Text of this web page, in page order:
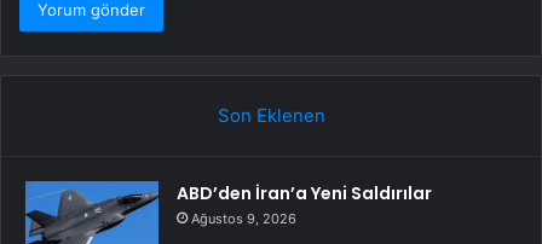
Son Eklenen
ABD’den İran’a Yeni Saldırılar
Ağustos 9, 2026